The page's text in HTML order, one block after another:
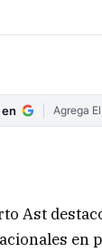
Agrega
Ast
en